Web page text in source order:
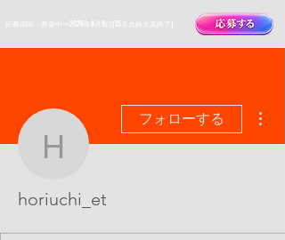
​応募期間：募集中〜2026年8月9日(15名合格次第終了)
horiuchi_et
フォローする
horiuchi_et